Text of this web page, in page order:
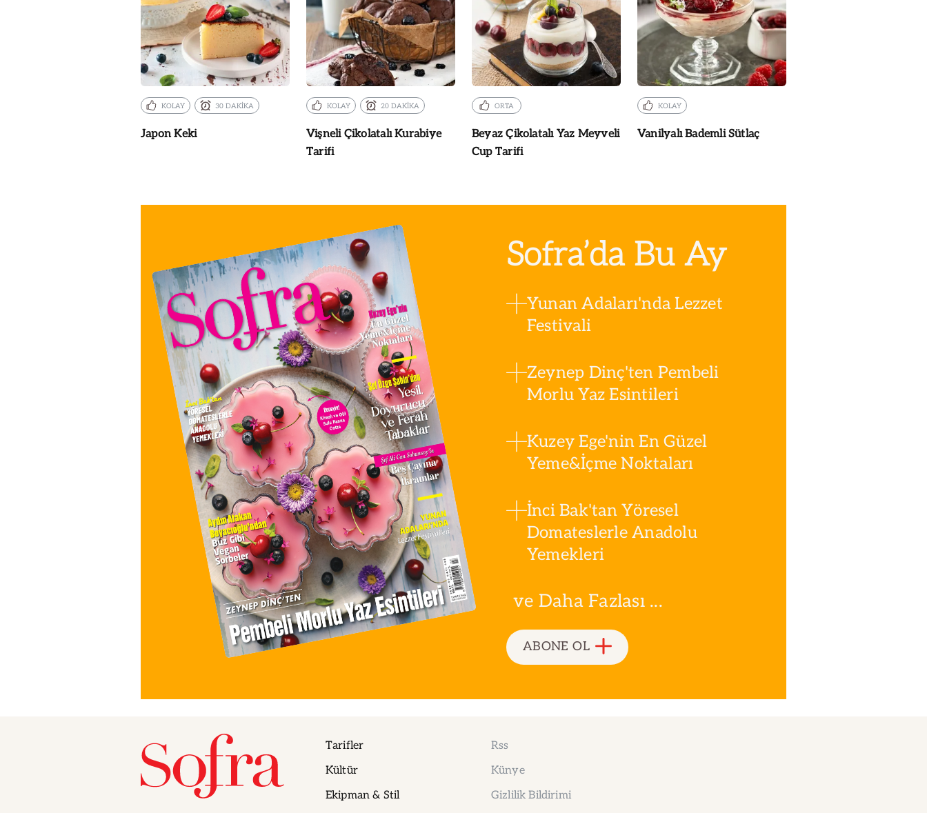
KOLAY 30 DAKİKA
Japon Keki
KOLAY 20 DAKİKA
Vişneli Çikolatalı Kurabiye
Tarifi
ORTA
Beyaz Çikolatalı Yaz Meyveli
Cup Tarifi
KOLAY
Vanilyalı Bademli Sütlaç
Sofra’da Bu Ay
Yunan Adaları'nda Lezzet
Festivali
Zeynep Dinç'ten Pembeli
Morlu Yaz Esintileri
Kuzey Ege'nin En Güzel
Yeme&İçme Noktaları
İnci Bak'tan Yöresel
Domateslerle Anadolu
Yemekleri
ve Daha Fazlası ...
ABONE OL
Tarifler
Kültür
Ekipman & Stil
Rss
Künye
Gizlilik Bildirimi